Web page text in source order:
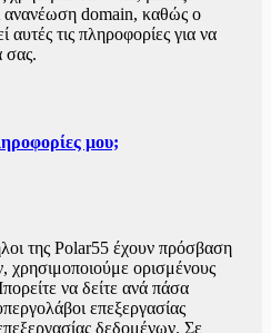
ανανέωση domain, καθώς ο
αυτές τις πληροφορίες για να
σας.
μου;
της Polar55 έχουν πρόσβαση
χρησιμοποιούμε ορισμένους
να δείτε ανά πάσα
επεξεργασίας
δεδομένων. Σε